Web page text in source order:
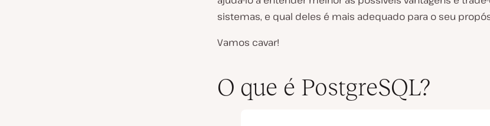
sistemas, e qual deles é mais adequado para o seu
Vamos cavar!
O que é PostgreSQL?